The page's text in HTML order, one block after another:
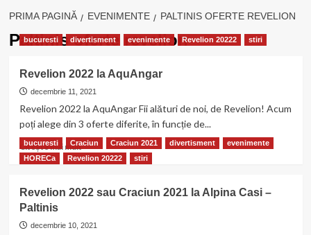
PRIMA PAGINĂ EVENIMENTE PALTINIS OFERTE REVELION
Paltinis oferte revelion
bucuresti divertisment evenimente Revelion 20222 stiri
Revelion 2022 la AquAngar
decembrie 11, 2021
Revelion 2022 la AquAngar Fii alături de noi, de Revelion! Acum
poți alege din 3 oferte diferite, în funcție de...
Citește mai multCitește
mai
Revelion
la
bucuresti Craciun Craciun 2021 divertisment
evenimente
HORECa
Revelion 20222 stiri
Revelion 2022 sau Craciun 2021 la Alpina Casi –
Paltinis
decembrie 10, 2021